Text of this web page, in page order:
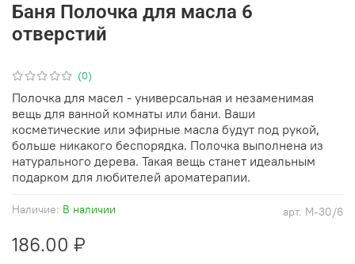
(0)
арт. М-30/6
Наличие: В наличии
Баня Полочка для масла 6
отверстий
186.00 ₽
Полочка для масел - универсальная и незаменимая
вещь для ванной комнаты или бани. Ваши
косметические или эфирные масла будут под рукой,
больше никакого беспорядка. Полочка выполнена из
натурального дерева. Такая вещь станет идеальным
подарком для любителей ароматерапии.